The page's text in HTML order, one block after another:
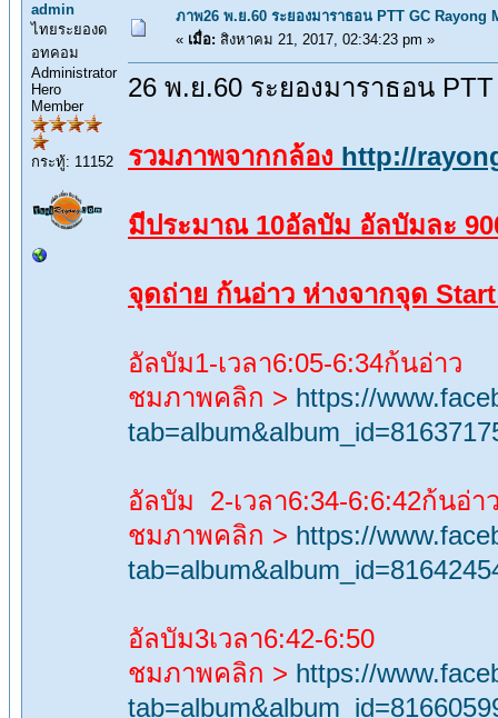
admin
ไทยระยองด
อทคอม
Administrator
Hero
Member
กระทู้: 11152
ภาพ26 พ.ย.60 ระยองมาราธอน PTT GC Rayong
« เมื่อ: สิงหาคม 21, 2017, 02:34:23 pm »
26 พ.ย.60 ระยองมาราธอน
รวมภาพจากกล้อง http://
มีประมาณ 10อัลบัม อัลบัมละ
จุดถ่าย ก้นอ่าว ห่างจากจุด
อัลบัม1-เวลา6:05-6:34ก้นอ่าว
ชมภาพคลิก > https://
อัลบัม 2-เวลา6:34-6:6:42ก้นอ่า
ชมภาพคลิก > https://
อัลบัม3เวลา6:42-6:50
ชมภาพคลิก > https://